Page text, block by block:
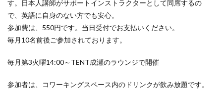
す。日本人講師がサポートインストラクターとして同席するの
で、英語に自身のない方でも安心。
参加費は、550円です。当日受付でお支払いください。
毎月10名前後ご参加されております。
毎月第3火曜14:00～TENT成瀬のラウンジで開催
参加者は、コワーキングスペース内のドリンクが飲み放題です。